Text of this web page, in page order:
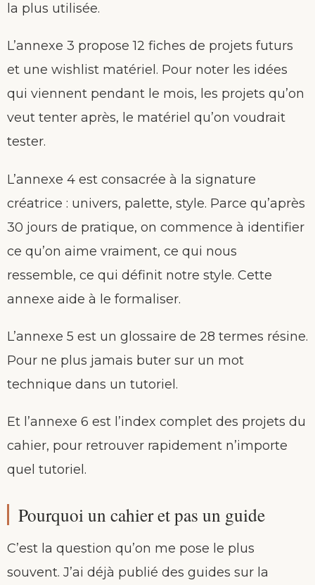
la plus utilisée.
L’annexe 3 propose 12 fiches de projets futurs
et une wishlist matériel. Pour noter les idées
qui viennent pendant le mois, les projets qu’on
veut tenter après, le matériel qu’on voudrait
tester.
L’annexe 4 est consacrée à la signature
créatrice : univers, palette, style. Parce qu’après
30 jours de pratique, on commence à identifier
ce qu’on aime vraiment, ce qui nous
ressemble, ce qui définit notre style. Cette
annexe aide à le formaliser.
L’annexe 5 est un glossaire de 28 termes résine.
Pour ne plus jamais buter sur un mot
technique dans un tutoriel.
Et l’annexe 6 est l’index complet des projets du
cahier, pour retrouver rapidement n’importe
quel tutoriel.
Pourquoi un cahier et pas un guide
C’est la question qu’on me pose le plus
souvent. J’ai déjà publié des guides sur la